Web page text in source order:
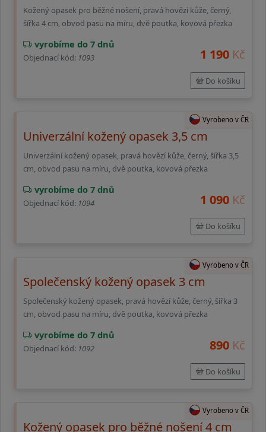
Kožený opasek pro běžné nošení, pravá hovězí kůže, černý,
šířka 4 cm, obvod pasu na míru, dvě poutka, kovová přezka
vyrobíme do 7 dnů
Objednací kód: 1093 1 190 Kč
Do košíku
Vyrobeno v ČR
Univerzální kožený opasek 3,5 cm
Univerzální kožený opasek, pravá hovězí kůže, černý, šířka 3,5
cm, obvod pasu na míru, dvě poutka, kovová přezka
vyrobíme do 7 dnů
Objednací kód: 1094 1 090 Kč
Do košíku
Vyrobeno v ČR
Společenský kožený opasek 3 cm
Společenský kožený opasek, pravá hovězí kůže, černý, šířka 3
cm, obvod pasu na míru, dvě poutka, kovová přezka
vyrobíme do 7 dnů
Objednací kód: 1092 890 Kč
Do košíku
Vyrobeno v ČR
Kožený opasek pro běžné nošení 4 cm